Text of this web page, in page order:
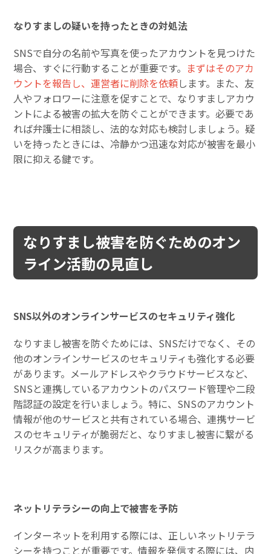
なりすましの疑いを持ったときの対処法
SNSで自分の名前や写真を使ったアカウントを見つけた
場合、すぐに行動することが重要です。 まずはそのアカ
ウントを報告し、運営者に削除を依頼します。また、友
人やフォロワーに注意を促すことで、なりすましアカウ
ントによる被害の拡大を防ぐことができます。必要であ
れば弁護士に相談し、法的な対応も検討しましょう。疑
いを持ったときには、冷静かつ迅速な対応が被害を最小
限に抑える鍵です。
なりすまし被害を防ぐためのオン
ライン活動の見直し
SNS以外のオンラインサービスのセキュリティ強化
なりすまし被害を防ぐためには、SNSだけでなく、その
他のオンラインサービスのセキュリティも強化する必要
があります。メールアドレスやクラウドサービスなど、
SNSと連携しているアカウントのパスワード管理や二段
階認証の設定を行いましょう。特に、SNSのアカウント
情報が他のサービスと共有されている場合、連携サービ
スのセキュリティが脆弱だと、なりすまし被害に繋がる
リスクが高まります。
ネットリテラシーの向上で被害を予防
インターネットを利用する際には、正しいネットリテラ
シーを持つことが重要です。情報を発信する際には、内